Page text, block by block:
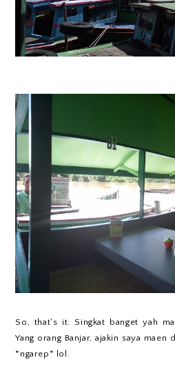
So, that's it. Singkat banget yah
Yang orang Banjar, ajakin saya maen
*ngarep* lol.